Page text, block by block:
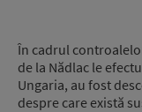
În cadrul
de la Nădlac le
Ungaria, au fost
despre care există